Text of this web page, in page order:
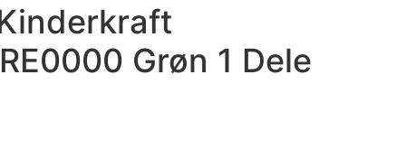
Grøn 1 Dele